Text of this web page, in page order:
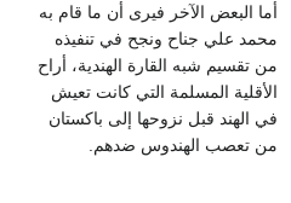
أما البعض الآخر فيرى أن ما قام به
محمد علي جناح ونجح في تنفيذه
من تقسيم شبه القارة الهندية، أراح
الأقلية المسلمة التي كانت تعيش
في الهند قبل نزوحها إلى باكستان
من تعصب الهندوس ضدهم.